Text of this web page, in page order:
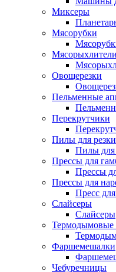
Миксеры
Мясорубки
Мясорыхлители
Овощерезки
Пельменные
Перекрутчики
Пилы для
Пилы для
Прессы для
Прессы
Прессы для
Пресс
Слайсеры
Слайсеры
Термодымовые
Фаршемешалки
Чебуречницы